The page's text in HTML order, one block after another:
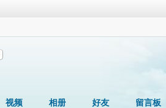
视频 相册 好友 留言板